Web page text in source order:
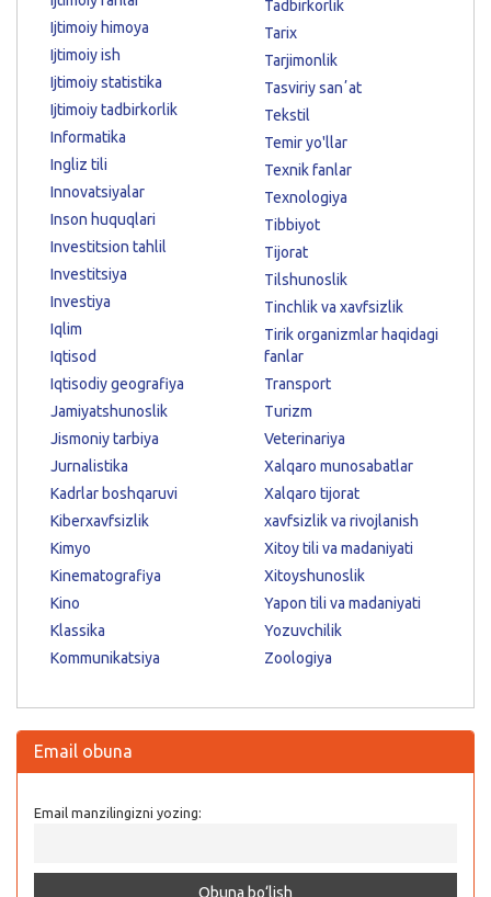
Ijtimoiy himoya
Ijtimoiy ish
Ijtimoiy statistika
Ijtimoiy tadbirkorlik
Informatika
Ingliz tili
Innovatsiyalar
Inson huquqlari
Investitsion tahlil
Investitsiya
Investiya
Iqlim
Iqtisod
Iqtisodiy geografiya
Jamiyatshunoslik
Jismoniy tarbiya
Jurnalistika
Kadrlar boshqaruvi
Kiberxavfsizlik
Kimyo
Kinematografiya
Kino
Klassika
Kommunikatsiya
Tadbirkorlik
Tarix
Tarjimonlik
Tasviriy sanʼat
Tekstil
Temir yo'llar
Texnik fanlar
Texnologiya
Tibbiyot
Tijorat
Tilshunoslik
Tinchlik va xavfsizlik
Tirik organizmlar haqidagi
fanlar
Transport
Turizm
Veterinariya
Xalqaro munosabatlar
Xalqaro tijorat
xavfsizlik va rivojlanish
Xitoy tili va madaniyati
Xitoyshunoslik
Yapon tili va madaniyati
Yozuvchilik
Zoologiya
Email obuna
Email manzilingizni yozing: